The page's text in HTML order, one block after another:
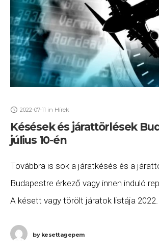
2022-07-11 in Hírek
Késések és járattörlések
július 10-én
Továbbra is sok a járatkésés és a
Budapestre érkező vagy innen induló
A késett vagy törölt járatok listája 2022.
bykesettagepem